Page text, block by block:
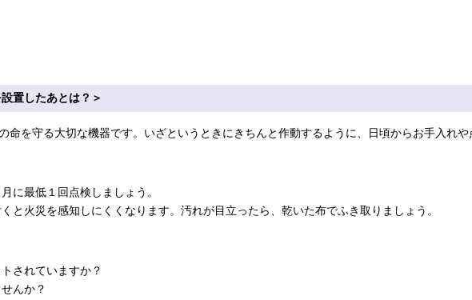
置したあとは？＞
命を守る大切な機器です。いざというときにきちんと作動するように、日頃からお手入れや
に最低１回点検しましょう。
と火災を感知しにくくなります。汚れが目立ったら、乾いた布でふき取りましょう。
されていますか？
んか？